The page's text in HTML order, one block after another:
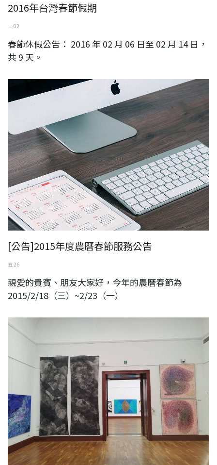
2016年台灣春節假期
二 02
春節休假公告： 2016 年 02 月 06 日至 02 月 14 日，
共 9 天。
[公告]2015年度農曆春節服務公告
五 26
親愛的貴賓、朋友大家好，今年的農曆春節為
2015/2/18（三）~2/23（一）